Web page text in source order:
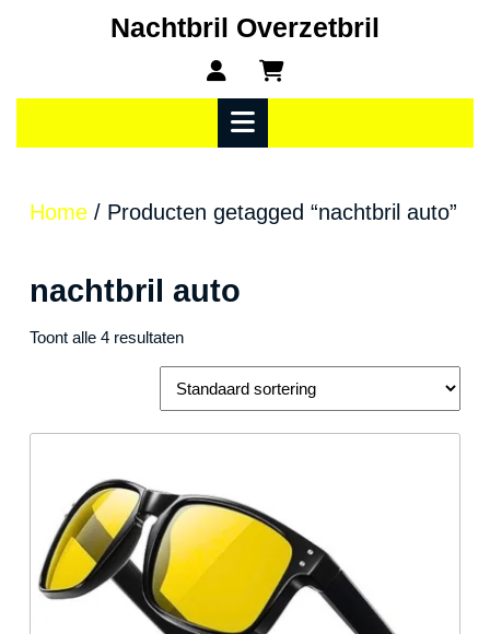
Nachtbril Overzetbril
Mijn
account
winkelwagen
Open
Home / Producten getagged “nachtbril auto”
nachtbril auto
Toont alle 4 resultaten